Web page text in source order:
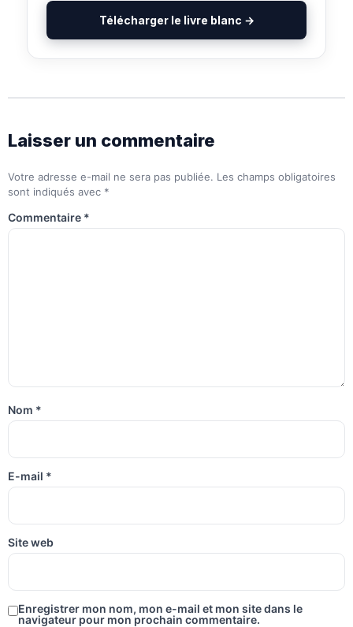
Télécharger le livre blanc →
Laisser un commentaire
Votre adresse e-mail ne sera pas publiée. Les champs obligatoires
sont indiqués avec *
Commentaire *
Nom *
E-mail *
Site web
Enregistrer mon nom, mon e-mail et mon site dans le
navigateur pour mon prochain commentaire.